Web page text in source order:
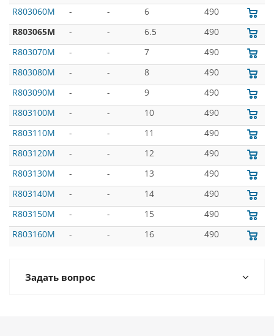
R803060M
- - 6
490
R803065M
- - 6.5
490
R803070M
- - 7
490
R803080M
- - 8
490
R803090M
- - 9
490
R803100M
- - 10
490
R803110M
- - 11
490
R803120M
- - 12
490
R803130M
- - 13
490
R803140M
- - 14
490
R803150M
- - 15
490
R803160M
- - 16 490
Задать вопрос